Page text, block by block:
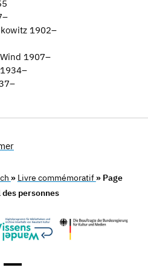
1902–
1907–
» Livre commémoratif » Page
personnes